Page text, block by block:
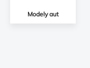
Modely aut